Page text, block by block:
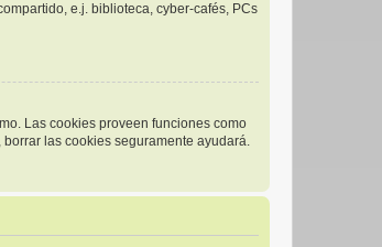
e.j. biblioteca, cyber-cafés, PCs
Las cookies proveen funciones como
las cookies seguramente ayudará.